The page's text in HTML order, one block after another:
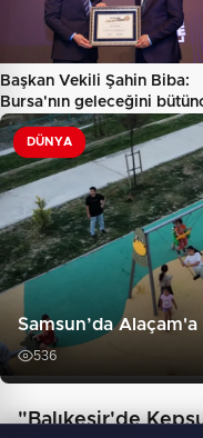
Başkan Vekili Şahin Biba:
Bursa'nın geleceğini
DÜNYA
Samsun’da Alaçam'a
536
"Balıkesir'de